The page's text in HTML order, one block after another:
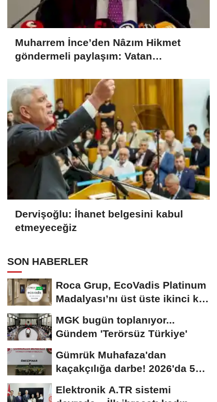
Muharrem İnce’den Nâzım Hikmet
göndermeli paylaşım: Vatan
Dervişoğlu: İhanet belgesini kabul
etmeyeceğiz
SON HABERLER
Roca Grup, EcoVadis Platinum
Madalyası’nı üst üste ikinci kez
MGK bugün toplanıyor...
Gündem 'Terörsüz Türkiye'
Gümrük Muhafaza'dan
kaçakçılığa darbe! 2026'da 58
Elektronik A.TR sistemi